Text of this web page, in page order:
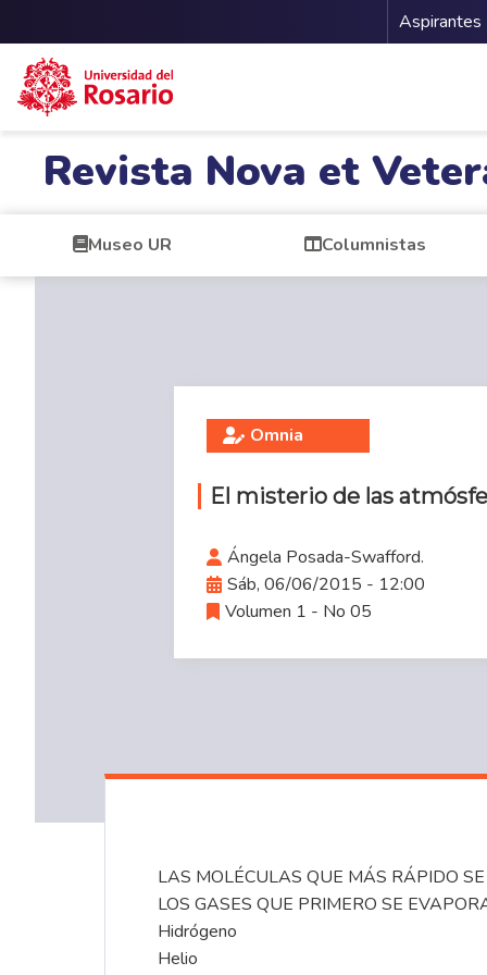
Aspirantes
Revista Nova et
Museo UR Columnistas
Omnia
El misterio de las
Ángela Posada-Swafford.
Sáb, 06/06/2015 - 12:00
Volumen 1 - No 05
LAS MOLÉCULAS QUE MÁS RÁPIDO
LOS GASES QUE PRIMERO SE
Hidrógeno
Helio